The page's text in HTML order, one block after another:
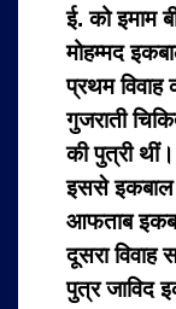
ई. को इमाम
मोहम्मद
प्रथम
गुजराती
की पुत्री थीं।
इससे इकबाल
आफताब
दूसरा
पुत्र जाविद